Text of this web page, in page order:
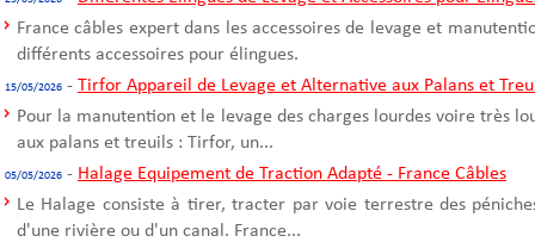
France câbles expert dans les accessoires de levage et
différents accessoires pour élingues.
15/05/2026 - Tirfor Appareil de Levage et Alternative aux Palans et
Pour la manutention et le levage des charges lourdes voire très
aux palans et treuils : Tirfor, un...
05/05/2026 - Halage Equipement de Traction Adapté - France Câbles
Le Halage consiste à tirer, tracter par voie terrestre des
d'une rivière ou d'un canal. France...